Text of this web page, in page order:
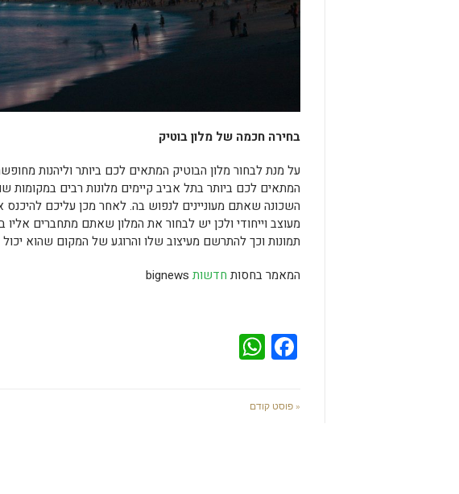
בחירה חכמה של מלון בוטיק
על מנת לבחור מלון הבוטיק המתאים לכם ביותר וליהנות
המתאים לכם ביותר בתל אביב קיימים מלונות רבים במקומות
השכונה שאתם מעוניינים לנפוש בה. לאחר מכן עליכם
מעוצב וייחודי ולכן יש לבחור את המלון שאתם מתחברים
תמונות וכך להתרשם מעיצוב שלו והרוגע של המקום שהוא
המאמר בחסות חדשות
Facebook
« פוסט קודם